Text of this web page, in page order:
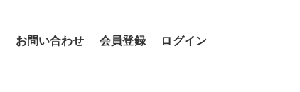
お問い合わせ 会員登録 ログイン